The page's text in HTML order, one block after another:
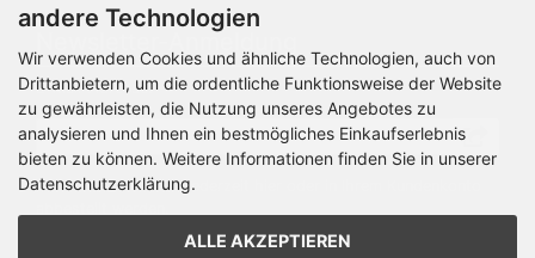
Newsletter-Anmeldung
E-Mail-Adresse:
Der Newsletter kann jederzeit hier oder in Ihrem Kundenkonto
andere Technologien
Wir verwenden Cookies und ähnliche Technologien, auch von
Drittanbietern, um die ordentliche Funktionsweise der Website
zu gewährleisten, die Nutzung unseres Angebotes zu
analysieren und Ihnen ein bestmögliches Einkaufserlebnis
bieten zu können. Weitere Informationen finden Sie in unserer
Datenschutzerklärung.
ALLE AKZEPTIEREN